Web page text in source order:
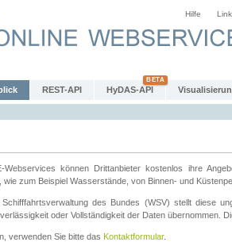
Hilfe
REST-API HyDAS-API
Webservices können Drittanbieter kostenlos ihre
zum Beispiel Wasserstände, von Binnen- und
des Bundes (WSV) stellt diese
oder Vollständigkeit der Daten übernommen.
verwenden Sie bitte das Kontaktformular.